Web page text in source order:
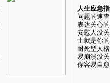
人生应急
问题的速
表达关心
安慰人没
士就是你
耐死型人
易崩溃没
你容易自